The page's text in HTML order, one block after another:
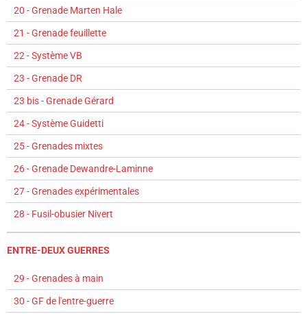
20 - Grenade Marten Hale
21 - Grenade feuillette
22 - Système VB
23 - Grenade DR
23 bis - Grenade Gérard
24 - Système Guidetti
25 - Grenades mixtes
26 - Grenade Dewandre-Laminne
27 - Grenades expérimentales
28 - Fusil-obusier Nivert
ENTRE-DEUX GUERRES
29 - Grenades à main
30 - GF de l'entre-guerre